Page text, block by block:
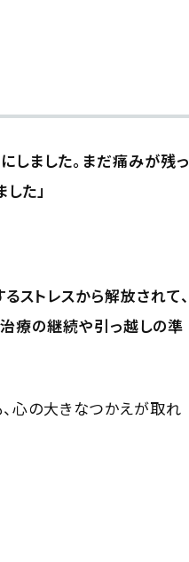
しました。まだ痛みが残っ
た」
ストレスから解放されて、
療の継続や引っ越しの準
心の大きなつかえが取れ